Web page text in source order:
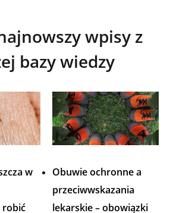
wpisy z
bazy wiedzy
w
robić
Obuwie ochronne a
przeciwwskazania
lekarskie – obowiązki